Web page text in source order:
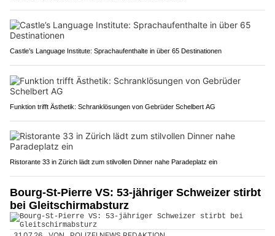
Castle’s Language Institute: Sprachaufenthalte in über 65 Destinationen
Funktion trifft Ästhetik: Schranklösungen von Gebrüder Schelbert AG
Ristorante 33 in Zürich lädt zum stilvollen Dinner nahe Paradeplatz ein
Bourg-St-Pierre VS: 53-jähriger Schweizer stirbt
bei Gleitschirmabsturz